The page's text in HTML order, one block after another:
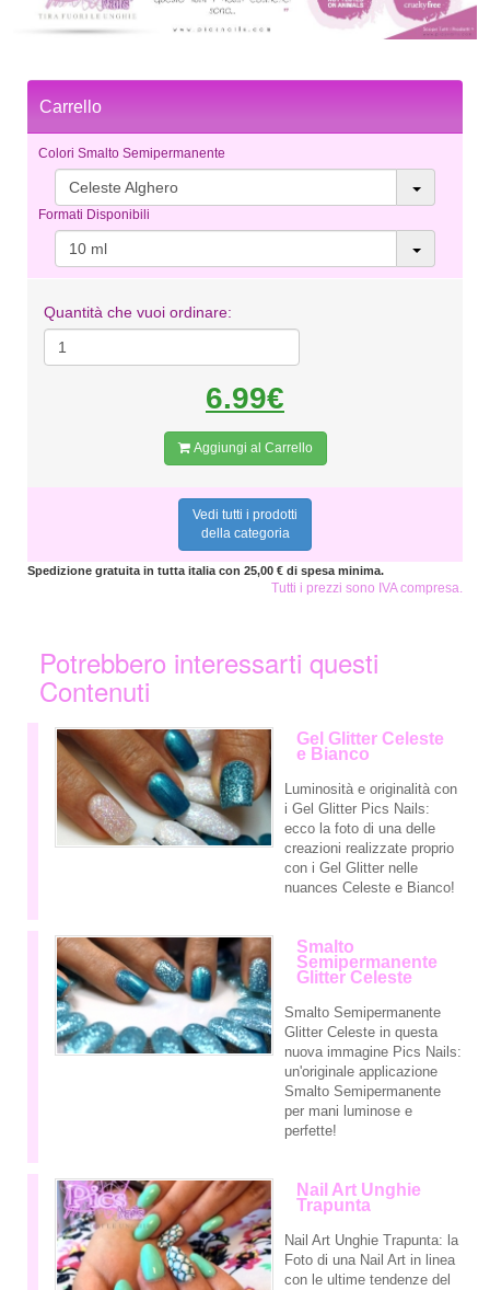
Carrello
Colori Smalto Semipermanente
Celeste Alghero
Formati Disponibili
10 ml
Quantità che vuoi ordinare:
6.99€
Aggiungi al Carrello
Vedi tutti i prodotti
della categoria
Spedizione gratuita in tutta italia con 25,00 € di spesa minima.
Tutti i prezzi sono IVA compresa.
Potrebbero interessarti questi
Contenuti
Gel Glitter Celeste
e Bianco
Luminosità e originalità con
i Gel Glitter Pics Nails:
ecco la foto di una delle
creazioni realizzate proprio
con i Gel Glitter nelle
nuances Celeste e Bianco!
Smalto
Semipermanente
Glitter Celeste
Smalto Semipermanente
Glitter Celeste in questa
nuova immagine Pics Nails:
un'originale applicazione
Smalto Semipermanente
per mani luminose e
perfette!
Nail Art Unghie
Trapunta
Nail Art Unghie Trapunta: la
Foto di una Nail Art in linea
con le ultime tendenze del